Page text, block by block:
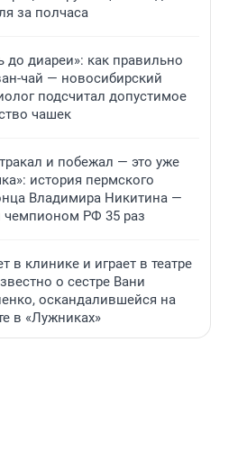
за полчаса
до диареи»: как правильно
чай — новосибирский
подсчитал допустимое
чашек
и побежал — это уже
история пермского
Владимира Никитина —
чемпионом РФ 35 раз
в клинике и играет в театре
о сестре Вани
оскандалившейся на
в «Лужниках»